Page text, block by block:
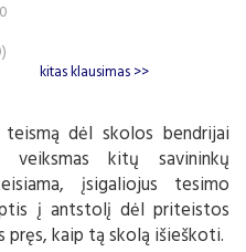
)
kitas klausimas >>
dėl skolos bendrijai
veiksmas kitų savininkų
įsigaliojus tesimo
į antstolį dėl priteistos
kaip tą skolą išieškoti.